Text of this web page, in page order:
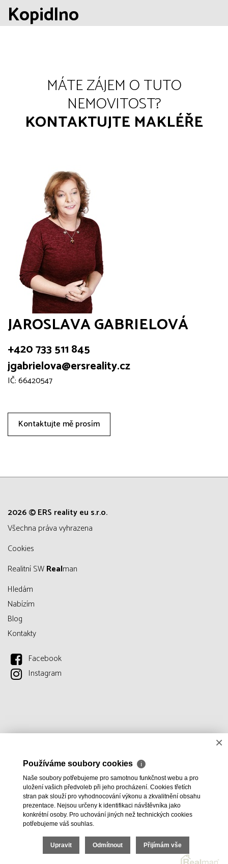
Kopidlno
MÁTE ZÁJEM O TUTO
NEMOVITOST?
KONTAKTUJTE MAKLÉŘE
JAROSLAVA GABRIELOVÁ
+420 733 511 845
jgabrielova@ersreality.cz
IČ: 66420547
Kontaktujte mě prosím
2026 © ERS reality eu s.r.o.
všechna práva vyhrazena
Cookies
Realitní SWRealman
Hledám
Nabízím
Blog
Kontakty
Facebook
Instagram
×
Používáme soubory cookies ℹ
Naše soubory potřebujeme pro samotnou funkčnost webu a pro
uložení vašich předvoleb při jeho procházení. Cookies třetích
stran pak slouží pro vyhodnocování výkonu a zkvalitnění obsahu
prezentace. Nejsou určeny k identifikaci návštěvníka jako
konkrétní osoby. Pro uchování jiných než technických cookies
potřebujeme váš souhlas.
Upravit Odmítnout Přijímám vše